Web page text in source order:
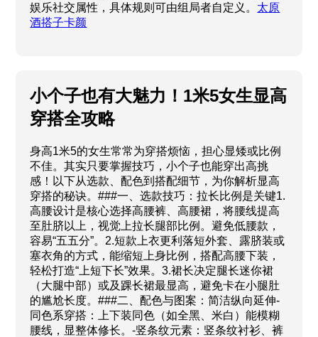
娱乐社交属性，具体规则可由组局者自定义。 太原
酒搭子卡颜
小个子也有大魅力！1米5女生显高
穿搭全攻略
身高1米5的女生常常为穿搭烦恼，担心显矮或比例
不佳。其实只要掌握技巧，小个子也能穿出高挑
感！以下从选款、配色到搭配细节，为你解析显高
穿搭的秘诀。###一、选款技巧：拉长比例是关键1.
高腰设计是核心选择高腰裤、高腰裙，将腰线提高
至肚脐以上，视觉上拉长腿部比例。避免低腰款，
容易“五五分”。2.短款上衣更利落短外套、露脐装或
塞衣角的方式，能缩短上身比例，搭配高腰下装，
轻松打造“上短下长”效果。3.裙长决定腿长迷你裙
（大腿中部）或及踝长裙最显高，避免卡在小腿肚
的尴尬长度。###二、配色与图案：简洁纵向延伸-
同色系穿搭：上下装同色（如全黑、米白）能模糊
腰线，显整体修长。-竖条纹元素：竖条纹衬衫、裤